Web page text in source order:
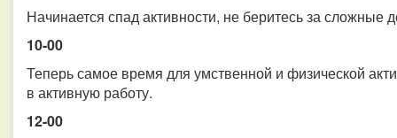
Начинается спад активности, не беритесь за
10-00
Теперь самое время для умственной и физической
в активную работу.
12-00